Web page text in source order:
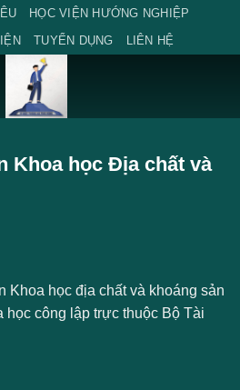
HỌC VIỆN HƯỚNG NGHIỆP
TUYỂN DỤNG LIÊN HỆ
Khoa học Địa chất và
Khoa học địa chất và khoáng sản
công lập trực thuộc Bộ Tài